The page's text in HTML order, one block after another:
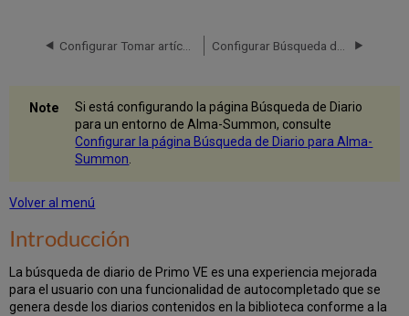
relacionados
Diarios
Categoría
Búsqueda
por
AZ
Opciones
de
configuración
Si está configurando la página Búsqueda de Diario
para un entorno de Alma-Summon, consulte
Configurar la página Búsqueda de Diario para Alma-
Summon.
Volver al menú
Introducción
La búsqueda de diario de Primo VE es una experiencia mejorada
para el usuario con una funcionalidad de autocompletado que se
genera desde los diarios contenidos en la biblioteca conforme a la